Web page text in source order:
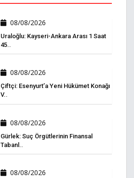
08/08/2026
Uraloğlu: Kayseri-Ankara Arası 1 Saat
45..
08/08/2026
Çiftçi: Esenyurt’a Yeni Hükümet Konağı
V..
08/08/2026
Gürlek: Suç Örgütlerinin Finansal
Tabanl..
08/08/2026